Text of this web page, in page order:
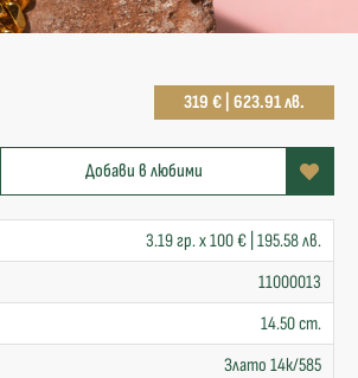
319 € | 623.91 лв.
Добави в любими
3.19 гр. x 100 € | 195.58 лв.
11000013
14.50 cm.
Злато 14к/585